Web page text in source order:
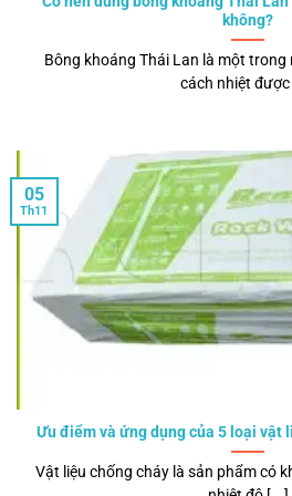
không?
Bông khoáng Thái Lan là một trong
cách nhiệt được
Ưu điểm và ứng dụng của 5 loại vật
Vật liệu chống cháy là sản phẩm có
05
Th11